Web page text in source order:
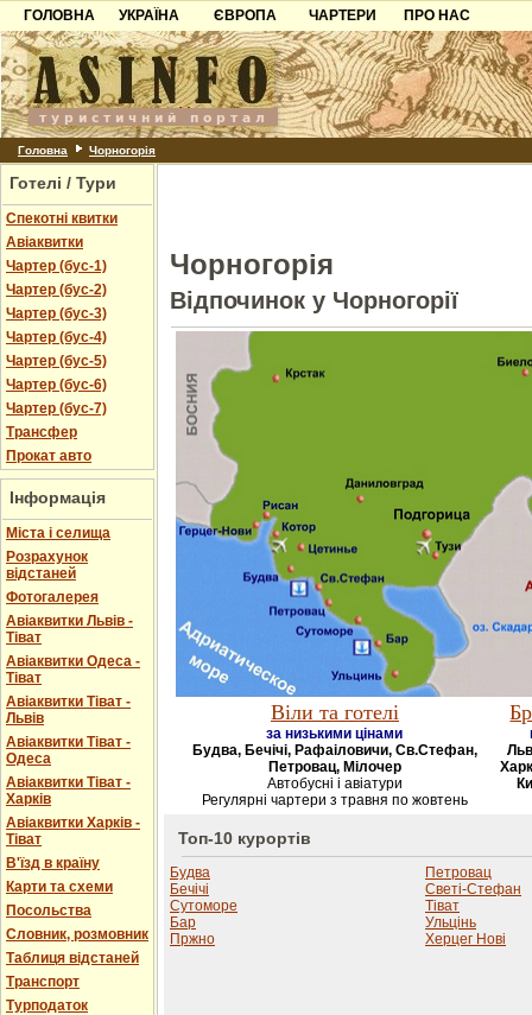
ГОЛОВНА
УКРАЇНА
Карпати
Азов
Причорноморря
Шацьк
ЄВРОПА
Чорногорія
Хорватія
Болгарія
ЧАРТЕРИ
ПРО НАС
Контакти
Партнерам
Додати готель
Головна Чорногорія
Готелі / Тури
Спекотні квитки
Авіаквитки
Чартер (бус-1)
Чартер (бус-2)
Чартер (бус-3)
Чартер (бус-4)
Чартер (бус-5)
Чартер (бус-6)
Чартер (бус-7)
Трансфер
Прокат авто
Інформація
Міста і селища
Розрахунок
відстаней
Фотогалерея
Авіаквитки Львів -
Тіват
Авіаквитки Одеса -
Тіват
Авіаквитки Тіват -
Львів
Авіаквитки Тіват -
Одеса
Авіаквитки Тіват -
Харків
Авіаквитки Харків -
Тіват
В'їзд в країну
Карти та схеми
Посольства
Словник, розмовник
Таблиця відстаней
Транспорт
Турподаток
Чорногорія
Відпочинок у Чорногорії
Віли та готелі
за низькими цінами
Будва, Бечічі, Рафаіловичи, Св.Стефан,
Петровац, Мілочер
Автобусні і авіатури
Регулярні чартери з травня по жовтень
Топ-10 курортів
Будва
Бечічі
Сутоморе
Бар
Пржно
Петровац
Светі-Стефан
Тіват
Ульцінь
Херцег Нові